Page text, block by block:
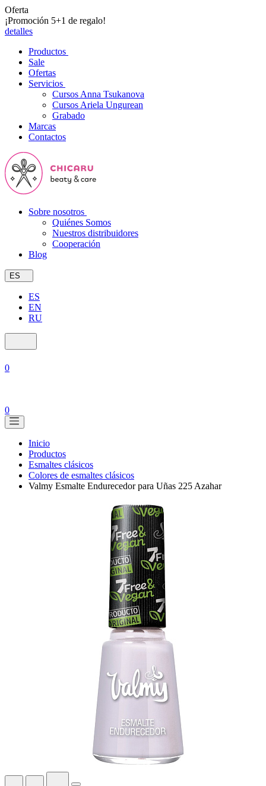
Oferta
¡Promoción 5+1 de regalo!
detalles
Productos
Sale
Ofertas
Servicios
Cursos Anna Tsukanova
Cursos Ariela Ungurean
Grabado
Marcas
Contactos
Sobre nosotros
Quiénes Somos
Nuestros distribuidores
Cooperación
Blog
ES
ES
EN
RU
0
0
Inicio
Productos
Esmaltes clásicos
Colores de esmaltes clásicos
Valmy Esmalte Endurecedor para Uñas 225 Azahar